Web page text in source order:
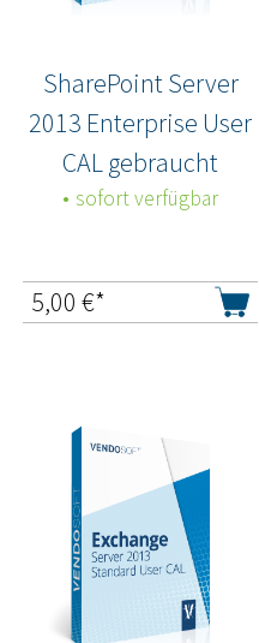
SharePoint Server
2013 Enterprise User
CAL gebraucht
sofort verfügbar
5,00 €*